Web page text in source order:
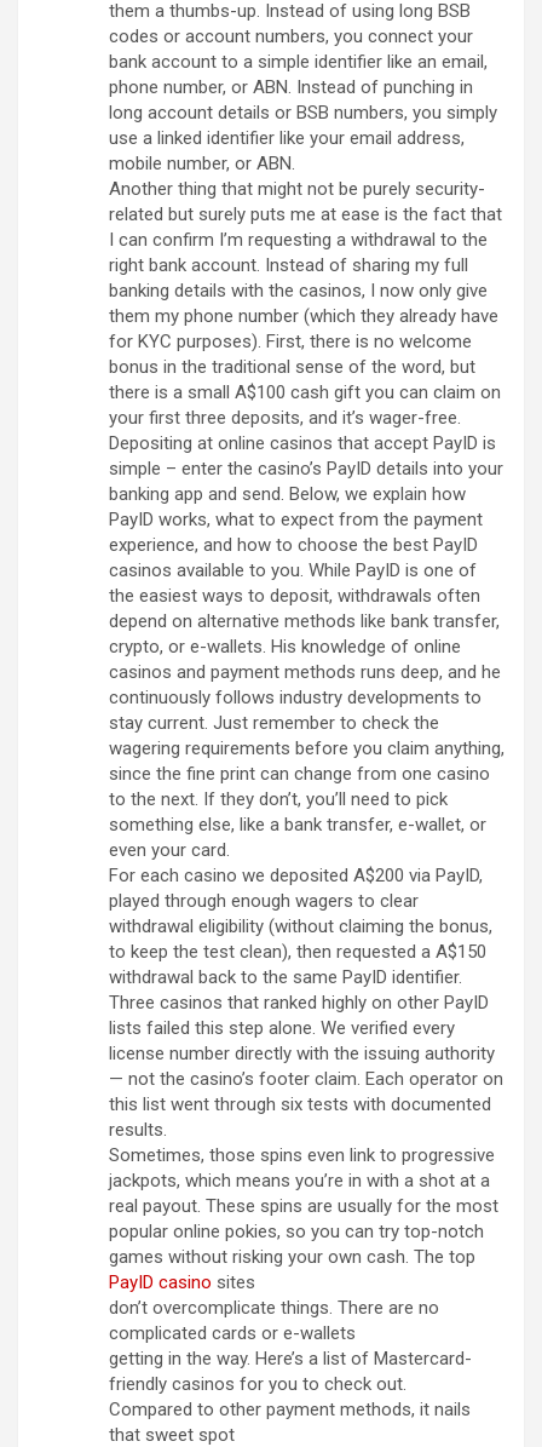
them a thumbs-up. Instead of using long BSB
codes or account numbers, you connect your
bank account to a simple identifier like an email,
phone number, or ABN. Instead of punching in
long account details or BSB numbers, you simply
use a linked identifier like your email address,
mobile number, or ABN.
Another thing that might not be purely security-
related but surely puts me at ease is the fact that
I can confirm I’m requesting a withdrawal to the
right bank account. Instead of sharing my full
banking details with the casinos, I now only give
them my phone number (which they already have
for KYC purposes). First, there is no welcome
bonus in the traditional sense of the word, but
there is a small A$100 cash gift you can claim on
your first three deposits, and it’s wager-free.
Depositing at online casinos that accept PayID is
simple – enter the casino’s PayID details into your
banking app and send. Below, we explain how
PayID works, what to expect from the payment
experience, and how to choose the best PayID
casinos available to you. While PayID is one of
the easiest ways to deposit, withdrawals often
depend on alternative methods like bank transfer,
crypto, or e-wallets. His knowledge of online
casinos and payment methods runs deep, and he
continuously follows industry developments to
stay current. Just remember to check the
wagering requirements before you claim anything,
since the fine print can change from one casino
to the next. If they don’t, you’ll need to pick
something else, like a bank transfer, e-wallet, or
even your card.
For each casino we deposited A$200 via PayID,
played through enough wagers to clear
withdrawal eligibility (without claiming the bonus,
to keep the test clean), then requested a A$150
withdrawal back to the same PayID identifier.
Three casinos that ranked highly on other PayID
lists failed this step alone. We verified every
license number directly with the issuing authority
— not the casino’s footer claim. Each operator on
this list went through six tests with documented
results.
Sometimes, those spins even link to progressive
jackpots, which means you’re in with a shot at a
real payout. These spins are usually for the most
popular online pokies, so you can try top-notch
games without risking your own cash. The top
PayID casino sites
don’t overcomplicate things. There are no
complicated cards or e-wallets
getting in the way. Here’s a list of Mastercard-
friendly casinos for you to check out.
Compared to other payment methods, it nails
that sweet spot